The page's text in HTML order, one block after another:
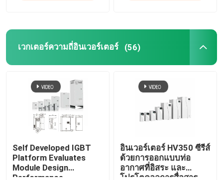
เวกเตอร์ความถี่อินเวอร์เตอร์ (56)
Self Developed IGBT
Platform Evaluates
Module Design
Performance
อินเวอร์เตอร์ HV350 ซีรีส์
ด้วยการออกแบบท่อ
อากาศที่อิสระ และ
โปรโตคอลการสื่อสาร